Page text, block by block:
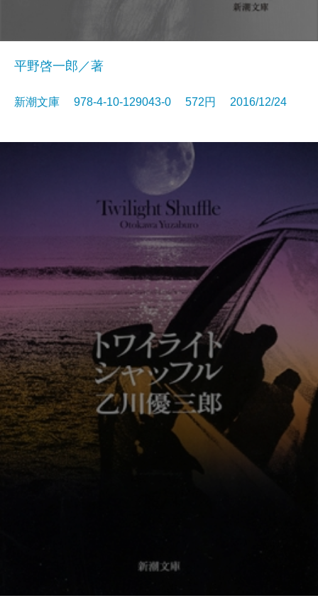
平野啓一郎／著
新潮文庫 978-4-10-129043-0 572円 2016/12/24